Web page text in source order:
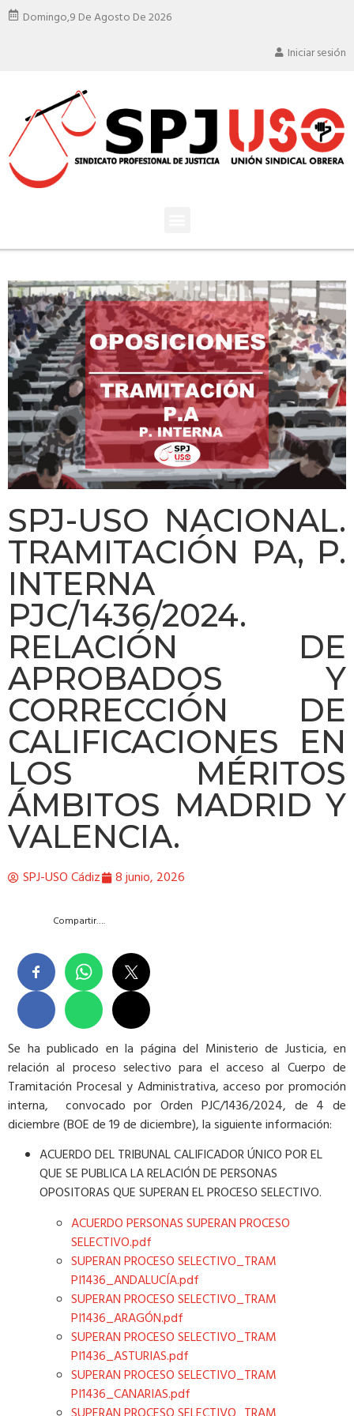
Domingo,9 De Agosto De 2026
Iniciar sesión
SPJ-USO NACIONAL.
TRAMITACIÓN PA, P.
INTERNA
PJC/1436/2024.
RELACIÓN DE
APROBADOS Y
CORRECCIÓN DE
CALIFICACIONES EN
LOS MÉRITOS
ÁMBITOS MADRID Y
VALENCIA.
SPJ-USO Cádiz 8 junio, 2026
Compartir….
Se ha publicado en la página del Ministerio de Justicia, en
relación al proceso selectivo para el acceso al Cuerpo de
Tramitación Procesal y Administrativa, acceso por promoción
interna, convocado por Orden PJC/1436/2024, de 4 de
diciembre (BOE de 19 de diciembre), la siguiente información:
ACUERDO DEL TRIBUNAL CALIFICADOR ÚNICO POR EL
QUE SE PUBLICA LA RELACIÓN DE PERSONAS
OPOSITORAS QUE SUPERAN EL PROCESO SELECTIVO.
ACUERDO PERSONAS SUPERAN PROCESO
SELECTIVO.pdf
SUPERAN PROCESO SELECTIVO_TRAM
PI1436_ANDALUCÍA.pdf
SUPERAN PROCESO SELECTIVO_TRAM
PI1436_ARAGÓN.pdf
SUPERAN PROCESO SELECTIVO_TRAM
PI1436_ASTURIAS.pdf
SUPERAN PROCESO SELECTIVO_TRAM
PI1436_CANARIAS.pdf